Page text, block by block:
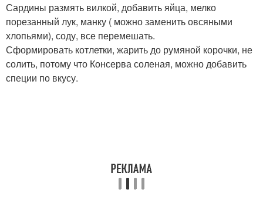
Сардины размять вилкой, добавить яйца, мелко
порезанный лук, манку ( можно заменить овсяными
хлопьями), соду, все перемешать.
Сформировать котлетки, жарить до румяной корочки, не
солить, потому что Консерва соленая, можно добавить
специи по вкусу.